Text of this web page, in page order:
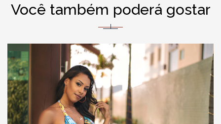
Você também poderá gostar